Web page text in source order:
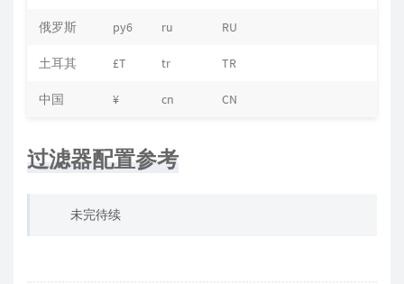
俄罗斯 py6 ru RU
土耳其 £T tr TR
中国 ¥ cn CN
过滤器配置参考
未完待续